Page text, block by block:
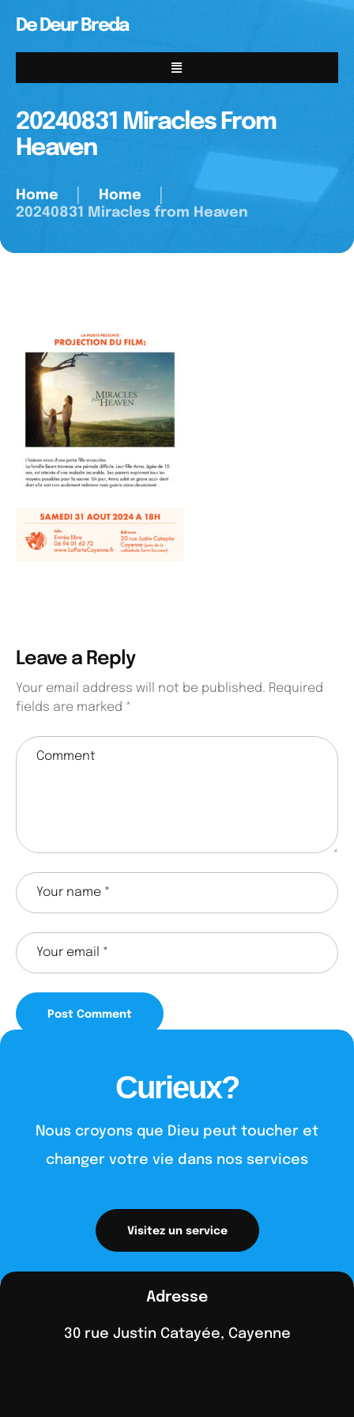
De Deur Breda
20240831 Miracles From
Heaven
Home Home
20240831 Miracles from Heaven
Leave a Reply
Your email address will not be published. Required
fields are marked *
Curieux?
Nous croyons que Dieu peut toucher et
changer votre vie dans nos services
Visitez un service
Adresse
30 rue Justin Catayée, Cayenne